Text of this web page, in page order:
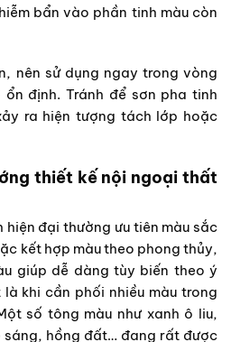
bẩn vào phần tinh màu còn
nên sử dụng ngay trong vòng
định. Tránh để sơn pha tinh
ra hiện tượng tách lớp hoặc
thiết kế nội ngoại thất
đại thường ưu tiên màu sắc
kết hợp màu theo phong thủy,
giúp dễ dàng tùy biến theo ý
khi cần phối nhiều màu trong
số tông màu như xanh ô liu,
sáng, hồng đất… đang rất được